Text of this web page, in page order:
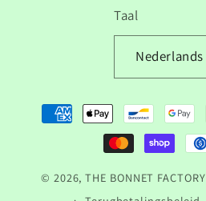
Taal
Nederlands
Betaalmethoden
© 2026,THE BONNET FACTORY